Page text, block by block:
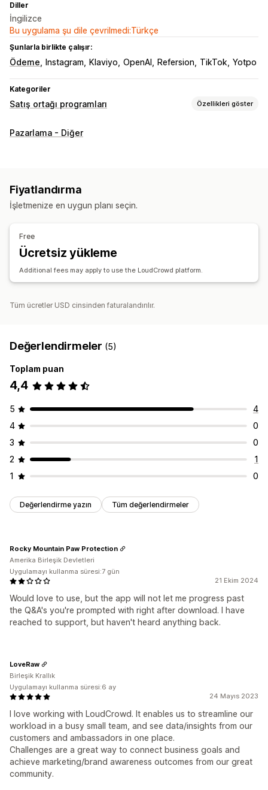
Diller
İngilizce
Bu uygulama şu dile çevrilmedi:Türkçe
Şunlarla birlikte çalışır:
Ödeme Instagram Klaviyo OpenAI Refersion TikTok Yotpo
Kategoriler
Satış ortağı programları Özellikleri göster
Komisyon seçenekleri
Yönlendirme yönetimi
Satış ortağı bağlantıları
İndirimler
Marka öğeli portal
Toplu ödemeler
Pazarlama - Diğer
Fiyatlandırma
İşletmenize en uygun planı seçin.
Free
Ücretsiz yükleme
Additional fees may apply to use the LoudCrowd platform.
Tüm ücretler USD cinsinden faturalandırılır.
Değerlendirmeler (5)
Toplam puan
4,4
5
4
4
0
3
0
2
1
1
0
Değerlendirme yazın Tüm değerlendirmeler
21 Ekim 2024
Would love to use, but the app will not let me progress past
the Q&A's you're prompted with right after download. I have
reached to support, but haven't heard anything back.
Rocky Mountain Paw Protection
Amerika Birleşik Devletleri
Uygulamayı kullanma süresi:7 gün
24 Mayıs 2023
I love working with LoudCrowd. It enables us to streamline our
workload in a busy small team, and see data/insights from our
customers and ambassadors in one place.
Challenges are a great way to connect business goals and
achieve marketing/brand awareness outcomes from our great
community.
LoveRaw
Birleşik Krallık
Uygulamayı kullanma süresi:6 ay